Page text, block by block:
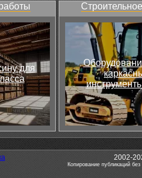
для
2002-
Копирование публикаций